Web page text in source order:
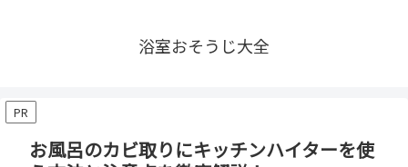
浴室おそうじ大全
PR
お風呂のカビ取りにキッチンハイターを使